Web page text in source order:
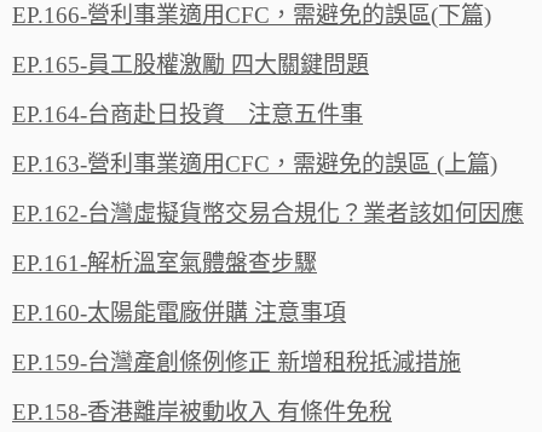
EP.166-營利事業適用CFC，需避免的誤區(下篇)
EP.165-員工股權激勵 四大關鍵問題
EP.164-台商赴日投資 注意五件事
EP.163-營利事業適用CFC，需避免的誤區 (上篇)
EP.162-台灣虛擬貨幣交易合規化？業者該如何因應
EP.161-解析溫室氣體盤查步驟
EP.160-太陽能電廠併購 注意事項
EP.159-台灣產創條例修正 新增租稅抵減措施
EP.158-香港離岸被動收入 有條件免稅